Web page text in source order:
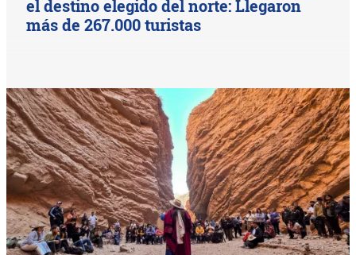
el destino elegido del norte: Llegaron
más de 267.000 turistas